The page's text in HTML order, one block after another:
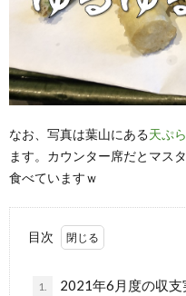
なお、写真は葉山にある天ぷ
ます。カウンター席だとマス
食べていますｗ
目次
1. 2021年6月度の収支